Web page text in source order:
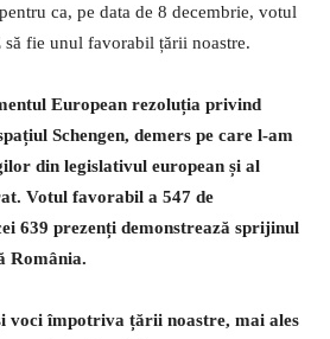
ca, pe data de 8 decembrie, votul
fie unul favorabil țării noastre.
European rezoluția privind
Schengen, demers pe care l-am
din legislativul european și al
Votul favorabil a 547 de
639 prezenți demonstrează sprijinul
România.
voci împotriva țării noastre, mai ales